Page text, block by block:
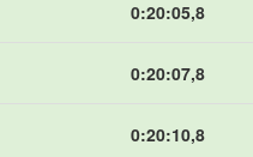
0:20:05,8
0:20:07,8
0:20:10,8